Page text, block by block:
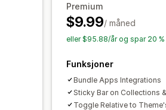
Atferdssporing
Ytelsessporing
Premium
$9.99/ måned
eller $95.88/år og spar 20 %
Funksjoner
Bundle Apps Integrations
Sticky Bar on Collections
Toggle Relative to